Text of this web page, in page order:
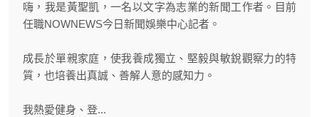
嗨，我是黃聖凱，一名以文字為志業的新聞工作者。目前
任職NOWNEWS今日新聞娛樂中心記者。
成長於單親家庭，使我養成獨立、堅毅與敏銳觀察力的特
質，也培養出真誠、善解人意的感知力。
我熱愛健身、登...